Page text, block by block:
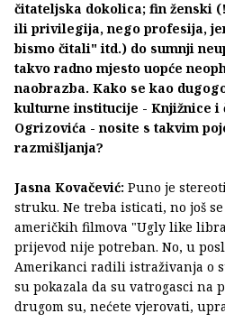
čitateljska dokolica; fin ženski
ili privilegija, nego profesija,
bismo čitali" itd.) do sumnji
takvo radno mjesto uopće
naobrazba. Kako se kao
kulturne institucije - Knjižnice i
Ogrizovića - nosite s takvim
razmišljanja?
Jasna Kovačević: Puno je
struku. Ne treba isticati, no još
američkih filmova "Ugly like
prijevod nije potreban. No, u
Amerikanci radili istraživanja o
su pokazala da su vatrogasci na
drugom su, nećete vjerovati,